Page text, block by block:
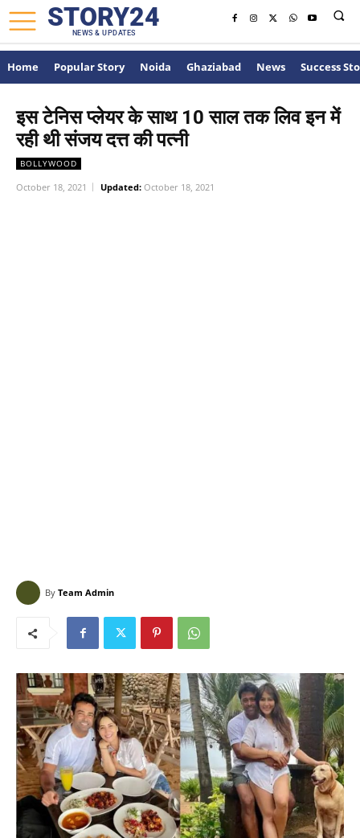
STORY24
NEWS & UPDATES
Home Popular Story Noida Ghaziabad News Success
इस टेनिस प्लेयर के साथ 10 साल तक लिव इन में
रही थी संजय दत्त की पत्नी
BOLLYWOOD
October 18, 2021 Updated: October 18, 2021
By Team Admin